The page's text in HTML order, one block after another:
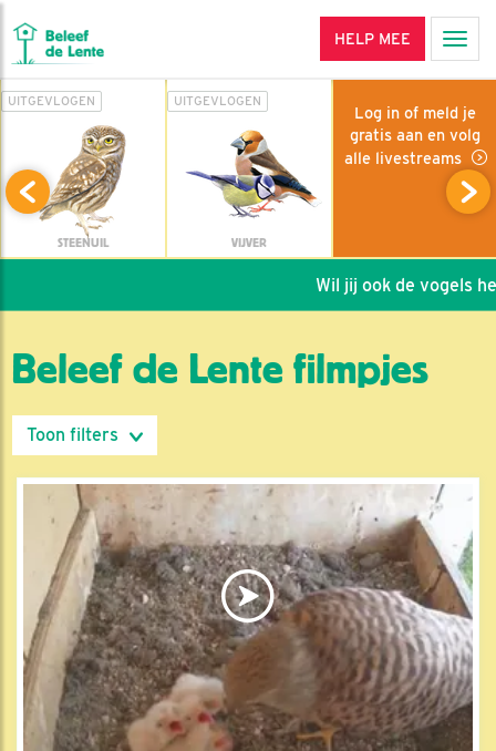
HELP MEE
UITGEVLOGEN
STEENUIL
UITGEVLOGEN
VIJVER
Log in of meld je
gratis aan en volg
alle livestreams
Wil jij ook de vogels
Beleef de Lente filmpjes